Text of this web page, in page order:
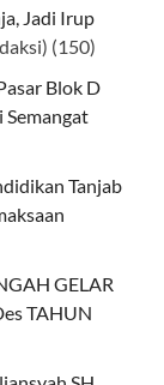
Jadi Irup
(150)
Blok D
Semangat
Tanjab
GELAR
TAHUN